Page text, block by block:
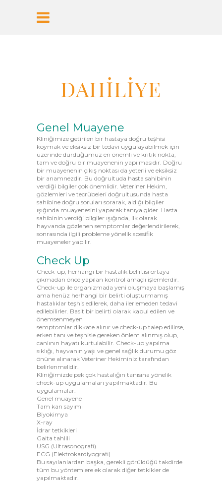
DAHİLİYE
Genel Muayene
Kliniğimize getirilen bir hastaya doğru teşhisi
koymak ve eksiksiz bir tedavi uygulayabilmek için
üzerinde durduğumuz en önemli ve kritik nokta,
tam ve doğru bir muayenenin yapılmasıdır. Doğru
bir muayenenin çıkış noktası da yeterli ve eksiksiz
bir anamnezdir. Bu doğrultuda hasta sahibinin
verdiği bilgiler çok önemlidir. Veteriner Hekim,
gözlemleri ve tecrübeleri doğrultusunda hasta
sahibine doğru soruları sorarak, aldığı bilgiler
ışığında muayenesini yaparak tanıya gider. Hasta
sahibinin verdiği bilgiler ışığında, ilk olarak
hayvanda gözlenen semptomlar değerlendirilerek,
sonrasında ilgili probleme yönelik spesifik
muayeneler yapılır.
Check Up
Check-up, herhangi bir hastalık belirtisi ortaya
çıkmadan önce yapılan kontrol amaçlı işlemlerdir.
Check-up ile organizmada yeni oluşmaya başlamış
ama henüz herhangi bir belirti oluşturmamış
hastalıklar teşhis edilerek, daha ilerlemeden tedavi
edilebilirler. Basit bir belirti olarak kabul edilen ve
önemsenmeyen
semptomlar dikkate alınır ve check-up talep edilirse,
erken tanı ve teşhisle gereken önlem alınmış olup,
canlının hayatı kurtulabilir. Check-up yapılma
sıklığı, hayvanın yaşı ve genel sağlık durumu göz
önüne alınarak Veteriner Hekiminiz tarafından
belirlenmelidir.
Kliniğimizde pek çok hastalığın tanısına yönelik
check-up uygulamaları yapılmaktadır. Bu
uygulamalar:
Genel muayene
Tam kan sayımı
Biyokimya
X-ray
İdrar tetkikleri
Gaita tahlili
USG (Ultrasonografi)
ECG (Elektrokardiyografi)
Bu sayılanlardan başka, gerekli görüldüğü takdirde
tüm bu yöntemlere ek olarak diğer tetkikler de
yapılmaktadır.